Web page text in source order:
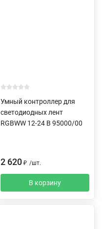
Умный контроллер для
светодиодных лент
RGBWW 12-24 В 95000/00
2 620 ₽ /шт.
В корзину